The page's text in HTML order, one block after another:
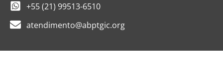
+55 (21) 99513-6510
atendimento@abptgic.org